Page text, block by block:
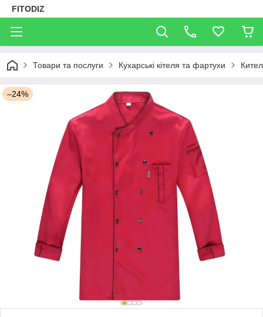
FITODIZ
Товари та послуги Кухарські кітеля та фартухи
–24%